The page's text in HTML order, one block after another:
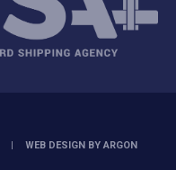
WEB DESIGN BYARGON